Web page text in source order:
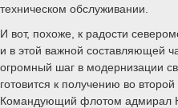
техническом обслуживании.
И вот, похоже, к радости
и в этой важной составляющей
огромный шаг в модернизации
готовится к получению во
Командующий флотом адмирал